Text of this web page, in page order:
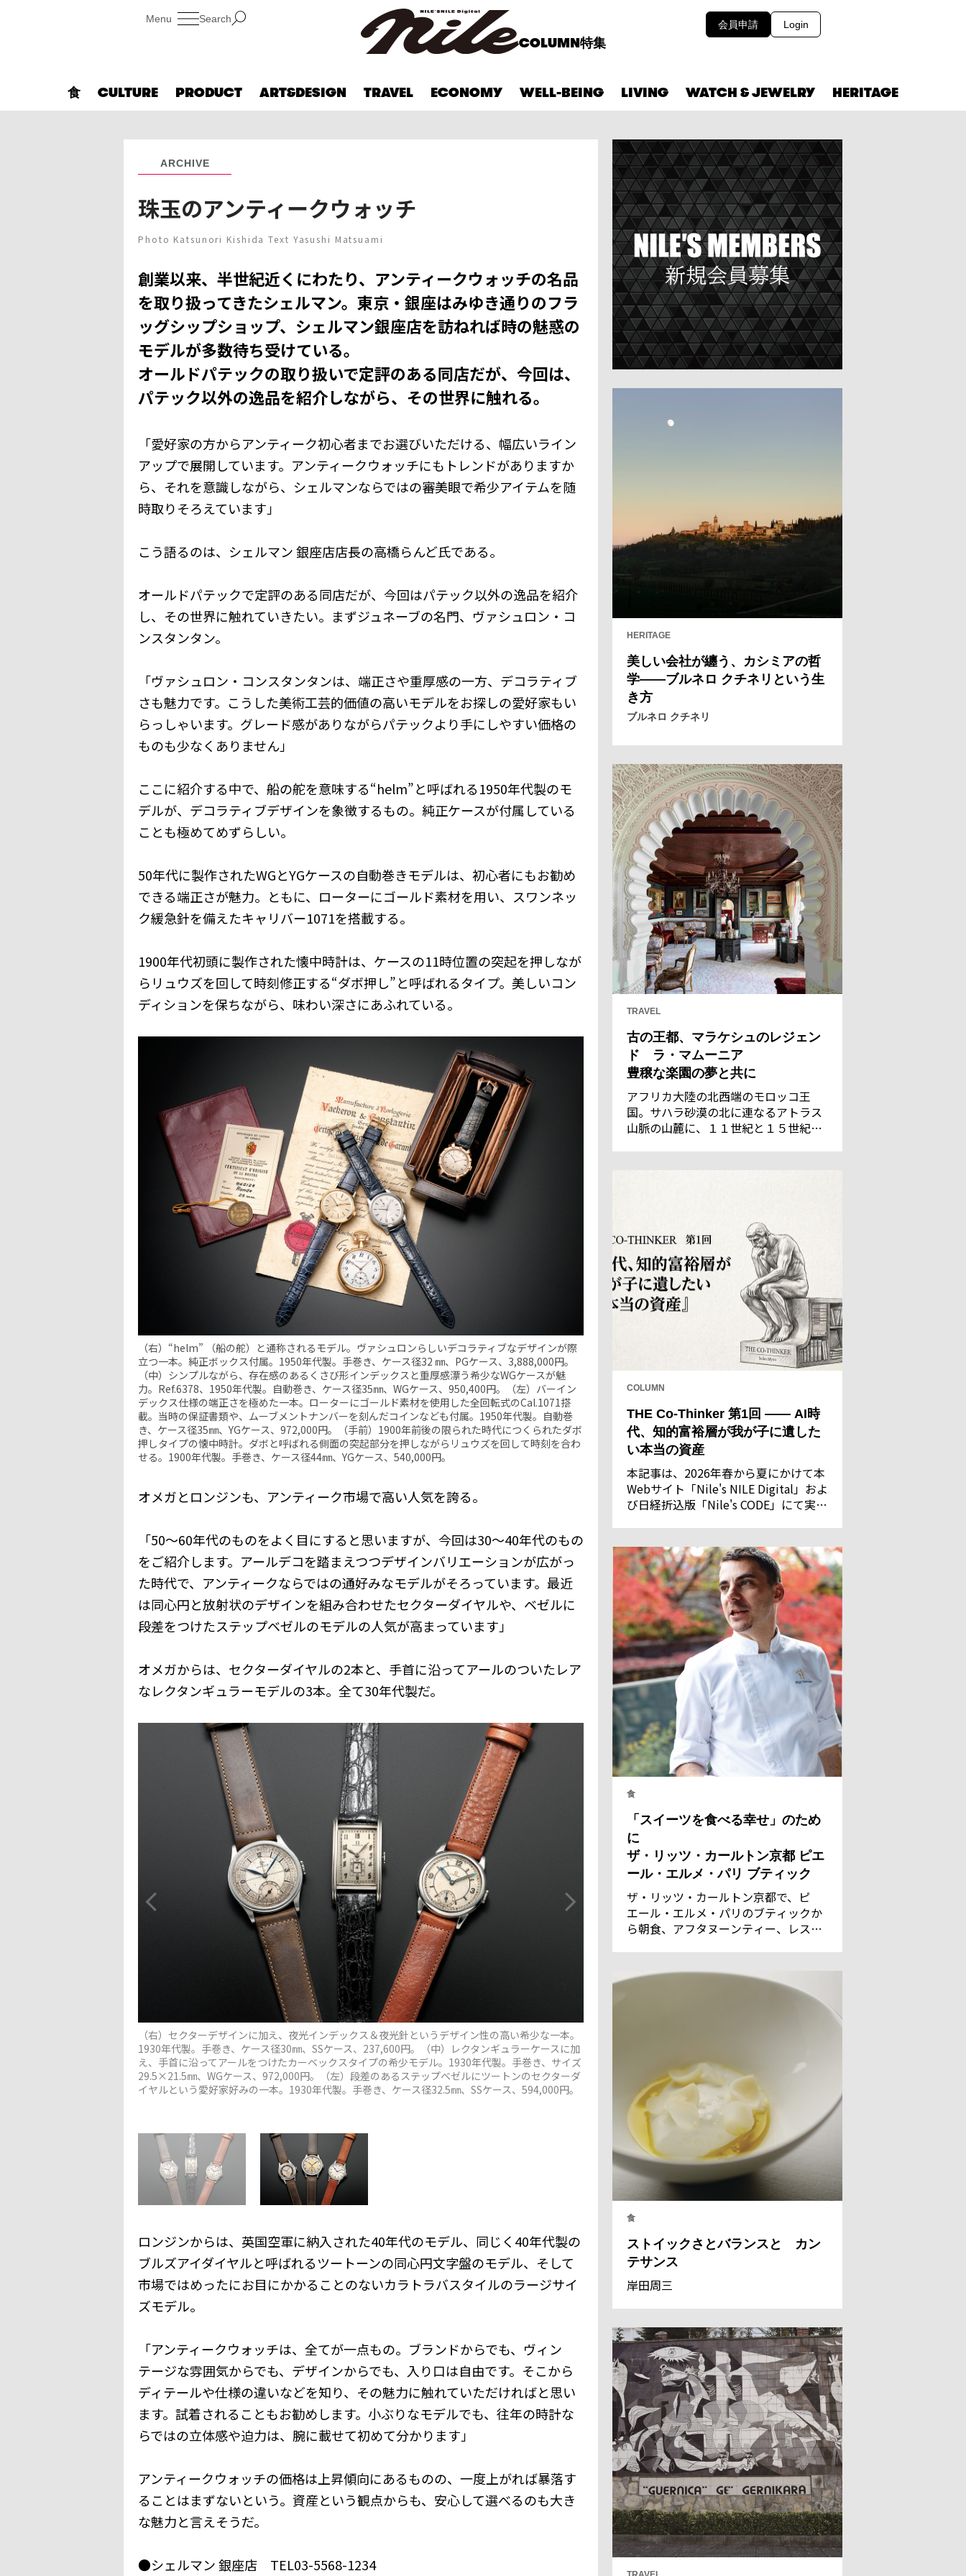
Search
COLUMN特集
会員申請 Login
食 CULTURE PRODUCT ART&DESIGN TRAVEL ECONOMY WELL-BEING LIVING WATCH & JEWELRY HERITAGE
ARCHIVE
珠玉のアンティークウォッチ
Photo Katsunori Kishida Text Yasushi Matsuami
創業以来、半世紀近くにわたり、アンティークウォッチの名品
を取り扱ってきたシェルマン。東京・銀座はみゆき通りのフラ
ッグシップショップ、シェルマン銀座店を訪ねれば時の魅惑の
モデルが多数待ち受けている。
オールドパテックの取り扱いで定評のある同店だが、今回は、
パテック以外の逸品を紹介しながら、その世界に触れる。
「愛好家の方からアンティーク初心者までお選びいただける、幅広いライン
アップで展開しています。アンティークウォッチにもトレンドがありますか
ら、それを意識しながら、シェルマンならではの審美眼で希少アイテムを随
時取りそろえています」
こう語るのは、シェルマン 銀座店店長の高橋らんど氏である。
オールドパテックで定評のある同店だが、今回はパテック以外の逸品を紹介
し、その世界に触れていきたい。まずジュネーブの名門、ヴァシュロン・コ
ンスタンタン。
「ヴァシュロン・コンスタンタンは、端正さや重厚感の一方、デコラティブ
さも魅力です。こうした美術工芸的価値の高いモデルをお探しの愛好家もい
らっしゃいます。グレード感がありながらパテックより手にしやすい価格の
ものも少なくありません」
ここに紹介する中で、船の舵を意味する“helm”と呼ばれる1950年代製のモ
デルが、デコラティブデザインを象徴するもの。純正ケースが付属している
ことも極めてめずらしい。
50年代に製作されたWGとYGケースの自動巻きモデルは、初心者にもお勧め
できる端正さが魅力。ともに、ローターにゴールド素材を用い、スワンネッ
ク緩急針を備えたキャリバー1071を搭載する。
1900年代初頭に製作された懐中時計は、ケースの11時位置の突起を押しなが
らリュウズを回して時刻修正する“ダボ押し”と呼ばれるタイプ。美しいコン
ディションを保ちながら、味わい深さにあふれている。
（右）“helm” （船の舵）と通称されるモデル。ヴァシュロンらしいデコラティブなデザインが際
立つ一本。純正ボックス付属。1950年代製。手巻き、ケース径32 ㎜、PGケース、3,888,000円。
（中）シンプルながら、存在感のあるくさび形インデックスと重厚感漂う希少なWGケースが魅
力。Ref.6378、1950年代製。自動巻き、ケース径35㎜、WGケース、950,400円。（左）バーイン
デックス仕様の端正さを極めた一本。ローターにゴールド素材を使用した全回転式のCal.1071搭
載。当時の保証書類や、ムーブメントナンバーを刻んだコインなども付属。1950年代製。自動巻
き、ケース径35㎜、YGケース、972,000円。（手前）1900年前後の限られた時代につくられたダボ
押しタイプの懐中時計。ダボと呼ばれる側面の突起部分を押しながらリュウズを回して時刻を合わ
せる。1900年代製。手巻き、ケース径44㎜、YGケース、540,000円。
オメガとロンジンも、アンティーク市場で高い人気を誇る。
「50～60年代のものをよく目にすると思いますが、今回は30～40年代のもの
をご紹介します。アールデコを踏まえつつデザインバリエーションが広がっ
た時代で、アンティークならではの通好みなモデルがそろっています。最近
は同心円と放射状のデザインを組み合わせたセクターダイヤルや、ベゼルに
段差をつけたステップベゼルのモデルの人気が高まっています」
オメガからは、セクターダイヤルの2本と、手首に沿ってアールのついたレア
なレクタンギュラーモデルの3本。全て30年代製だ。
（右）セクターデザインに加え、夜光インデックス＆夜光針というデザイン性の高い希少な一本。
1930年代製。手巻き、ケース径30㎜、SSケース、237,600円。（中）レクタンギュラーケースに加
え、手首に沿ってアールをつけたカーベックスタイプの希少モデル。1930年代製。手巻き、サイズ
29.5×21.5㎜、WGケース、972,000円。（左）段差のあるステップベゼルにツートンのセクターダ
イヤルという愛好家好みの一本。1930年代製。手巻き、ケース径32.5㎜、SSケース、594,000円。
ロンジンからは、英国空軍に納入された40年代のモデル、同じく40年代製の
ブルズアイダイヤルと呼ばれるツートーンの同心円文字盤のモデル、そして
市場ではめったにお目にかかることのないカラトラバスタイルのラージサイ
ズモデル。
「アンティークウォッチは、全てが一点もの。ブランドからでも、ヴィン
テージな雰囲気からでも、デザインからでも、入り口は自由です。そこから
ディテールや仕様の違いなどを知り、その魅力に触れていただければと思い
ます。試着されることもお勧めします。小ぶりなモデルでも、往年の時計な
らではの立体感や迫力は、腕に載せて初めて分かります」
アンティークウォッチの価格は上昇傾向にあるものの、一度上がれば暴落す
ることはまずないという。資産という観点からも、安心して選べるのも大き
な魅力と言えそうだ。
●シェルマン 銀座店 TEL03-5568-1234
HERITAGE
美しい会社が纏う、カシミアの哲
学——ブルネロ クチネリという生
き方
ブルネロ クチネリ
TRAVEL
古の王都、マラケシュのレジェン
ド ラ・マムーニア
豊穣な楽園の夢と共に
アフリカ大陸の北西端のモロッコ王
国。サハラ砂漠の北に連なるアトラス
山脈の山麓に、１１世紀と１５世紀の
COLUMN
THE Co-Thinker 第1回 —— AI時
代、知的富裕層が我が子に遺した
い本当の資産
本記事は、2026年春から夏にかけて本
Webサイト「Nile's NILE Digital」およ
び日経折込版「Nile's CODE」にて実施
食
「スイーツを食べる幸せ」のため
に
ザ・リッツ・カールトン京都 ピエ
ール・エルメ・パリ ブティック
ザ・リッツ・カールトン京都で、ピ
エール・エルメ・パリのブティックか
ら朝食、アフタヌーンティー、レスト
全国からのゲストのために、今日も甘
く美しい、魔法のようなスイーツを作
食
ストイックさとバランスと カン
テサンス
岸田周三